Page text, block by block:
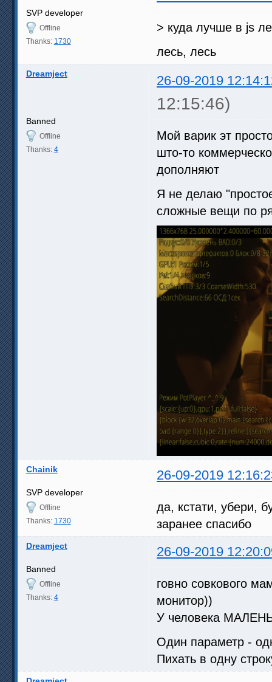
SVP developer
Offline
Thanks: 1730
> куда лучше в js
лесь, лесь
Dreamject 26-09-2019
12:15:46)
Banned
Offline
Thanks: 4
Мой варик эт
што-то
дополняют
Я не делаю
сложные вещи по
Chainik 26-09-2019
SVP developer
Offline
Thanks: 1730
да, кстати, убери,
заранее спасибо
Dreamject 26-09-2019
Banned
Offline
Thanks: 4
говно совкового
монитор))
У человека
Один параметр -
Пихать в одну